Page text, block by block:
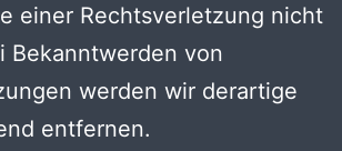
einer Rechtsverletzung nicht
Bekanntwerden von
werden wir derartige
entfernen.